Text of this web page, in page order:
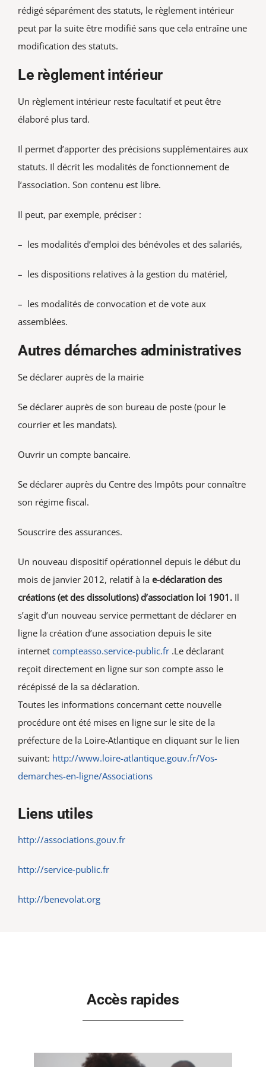
rédigé séparément des statuts, le règlement intérieur
peut par la suite être modifié sans que cela entraîne une
modification des statuts.
Le règlement intérieur
Un règlement intérieur reste facultatif et peut être
élaboré plus tard.
Il permet d’apporter des précisions supplémentaires aux
statuts. Il décrit les modalités de fonctionnement de
l’association. Son contenu est libre.
Il peut, par exemple, préciser :
– les modalités d’emploi des bénévoles et des salariés,
– les dispositions relatives à la gestion du matériel,
– les modalités de convocation et de vote aux
assemblées.
Autres démarches administratives
Se déclarer auprès de la mairie
Se déclarer auprès de son bureau de poste (pour le
courrier et les mandats).
Ouvrir un compte bancaire.
Se déclarer auprès du Centre des Impôts pour connaître
son régime fiscal.
Souscrire des assurances.
Un nouveau dispositif opérationnel depuis le début du
mois de janvier 2012, relatif à la e-déclaration des
créations (et des dissolutions) d’association loi 1901. Il
s’agit d’un nouveau service permettant de déclarer en
ligne la création d’une association depuis le site
internet compteasso.service-public.fr.Le déclarant
reçoit directement en ligne sur son compte asso le
récépissé de la sa déclaration.
Toutes les informations concernant cette nouvelle
procédure ont été mises en ligne sur le site de la
préfecture de la Loire-Atlantique en cliquant sur le lien
suivant: http://www.loire-atlantique.gouv.fr/Vos-
demarches-en-ligne/Associations
Liens utiles
http://associations.gouv.fr
http://service-public.fr
http://benevolat.org
Accès rapides